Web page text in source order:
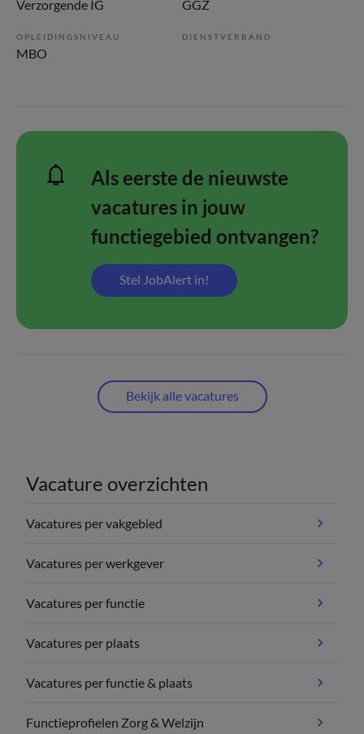
Verzorgende IG GGZ
OPLEIDINGSNIVEAU
MBO
DIENSTVERBAND
Als eerste de nieuwste
vacatures in jouw
functiegebied ontvangen?
Stel JobAlert in!
Bekijk alle vacatures
Vacature overzichten
Vacatures per vakgebied
Vacatures per werkgever
Vacatures per functie
Vacatures per plaats
Vacatures per functie & plaats
Functieprofielen Zorg & Welzijn